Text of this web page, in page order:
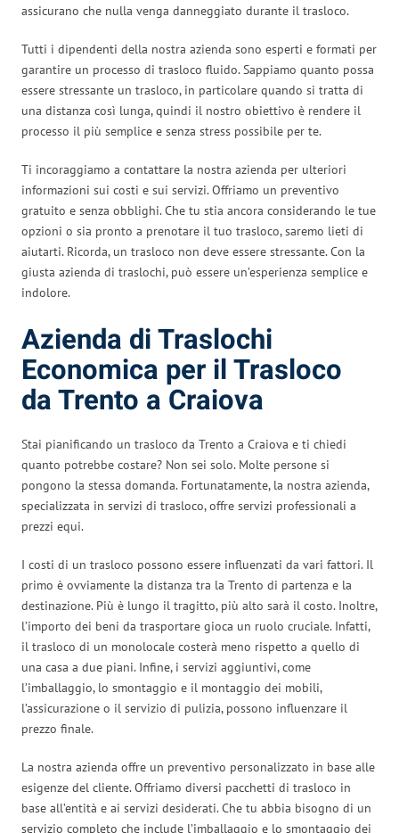
assicurano che nulla venga danneggiato durante il trasloco.
Tutti i dipendenti della nostra azienda sono esperti e formati per
garantire un processo di trasloco fluido. Sappiamo quanto possa
essere stressante un trasloco, in particolare quando si tratta di
una distanza così lunga, quindi il nostro obiettivo è rendere il
processo il più semplice e senza stress possibile per te.
Ti incoraggiamo a contattare la nostra azienda per ulteriori
informazioni sui costi e sui servizi. Offriamo un preventivo
gratuito e senza obblighi. Che tu stia ancora considerando le tue
opzioni o sia pronto a prenotare il tuo trasloco, saremo lieti di
aiutarti. Ricorda, un trasloco non deve essere stressante. Con la
giusta azienda di traslochi, può essere un’esperienza semplice e
indolore.
Azienda di Traslochi
Economica per il Trasloco
da Trento a Craiova
Stai pianificando un trasloco da Trento a Craiova e ti chiedi
quanto potrebbe costare? Non sei solo. Molte persone si
pongono la stessa domanda. Fortunatamente, la nostra azienda,
specializzata in servizi di trasloco, offre servizi professionali a
prezzi equi.
I costi di un trasloco possono essere influenzati da vari fattori. Il
primo è ovviamente la distanza tra la Trento di partenza e la
destinazione. Più è lungo il tragitto, più alto sarà il costo. Inoltre,
l’importo dei beni da trasportare gioca un ruolo cruciale. Infatti,
il trasloco di un monolocale costerà meno rispetto a quello di
una casa a due piani. Infine, i servizi aggiuntivi, come
l’imballaggio, lo smontaggio e il montaggio dei mobili,
l’assicurazione o il servizio di pulizia, possono influenzare il
prezzo finale.
La nostra azienda offre un preventivo personalizzato in base alle
esigenze del cliente. Offriamo diversi pacchetti di trasloco in
base all’entità e ai servizi desiderati. Che tu abbia bisogno di un
servizio completo che include l’imballaggio e lo smontaggio dei